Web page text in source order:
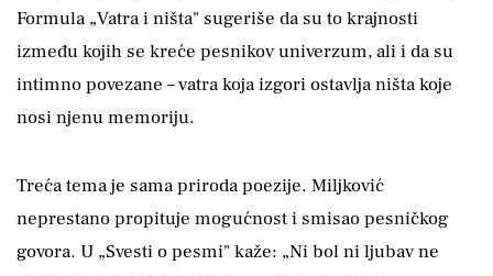
Formula „Vatra i ništa" sugeriše da su to krajnosti
između kojih se kreće pesnikov univerzum, ali i da su
intimno povezane – vatra koja izgori ostavlja ništa koje
nosi njenu memoriju.
Treća tema je sama priroda poezije. Miljković
neprestano propituje mogućnost i smisao pesničkog
govora. U „Svesti o pesmi" kaže: „Ni bol ni ljubav ne